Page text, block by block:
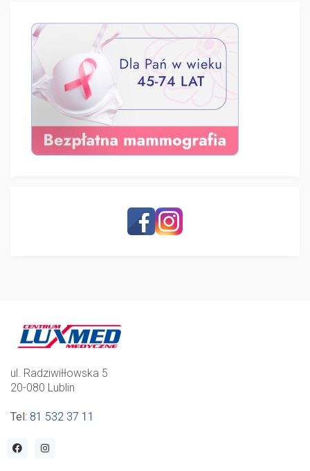
ul. Radziwiłłowska 5
20-080 Lublin
Tel : 81 532 37 11